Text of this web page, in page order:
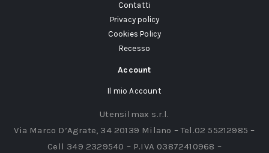
Contatti
Privacy policy
Cookies Policy
Recesso
Account
Il mio Account
Utensilmax s.r.l.
Via Marco D’Agrate, 34 20139 Milano – Tel.02 55212985 –
Cell 349 2329540 – P.IVA 03872410968 –